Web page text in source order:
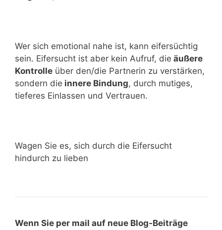
Wer sich emotional nahe ist, kann eifersüchtig
sein. Eifersucht ist aber kein Aufruf, die äußere
Kontrolle über den/die Partnerin zu verstärken,
sondern die innere Bindung, durch mutiges,
tieferes Einlassen und Vertrauen.
Wagen Sie es, sich durch die Eifersucht
hindurch zu lieben
Wenn Sie per mail auf neue Blog-Beiträge